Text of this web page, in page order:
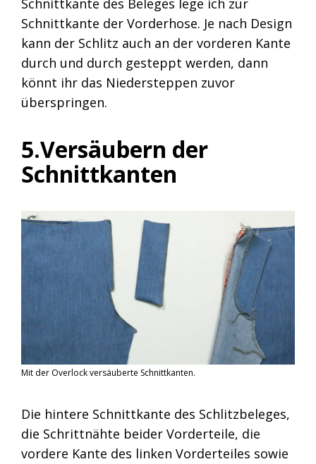
Schnittkante der Vorderhose. Je nach Design
kann der Schlitz auch an der vorderen Kante
durch und durch gesteppt werden, dann
könnt ihr das Niedersteppen zuvor
überspringen.
5.Versäubern der
Schnittkanten
Mit der Overlock versäuberte Schnittkanten.
Die hintere Schnittkante des Schlitzbeleges,
die Schrittnähte beider Vorderteile, die
vordere Kante des linken Vorderteiles sowie